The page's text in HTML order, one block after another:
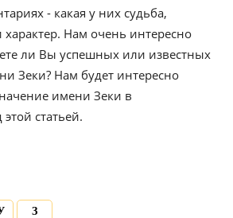
- какая у них судьба,
Нам очень интересно
ли Вы успешных или известных
Зеки? Нам будет интересно
имени Зеки в
статьей.
З